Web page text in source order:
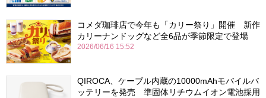
コメダ珈琲店で今年も「カリー祭り」開催 新作
カリーナンドッグなど全6品が季節限定で登場
2026/06/16 15:52
QIROCA、ケーブル内蔵の10000mAhモバイルバ
ッテリーを発売 準固体リチウムイオン電池採用